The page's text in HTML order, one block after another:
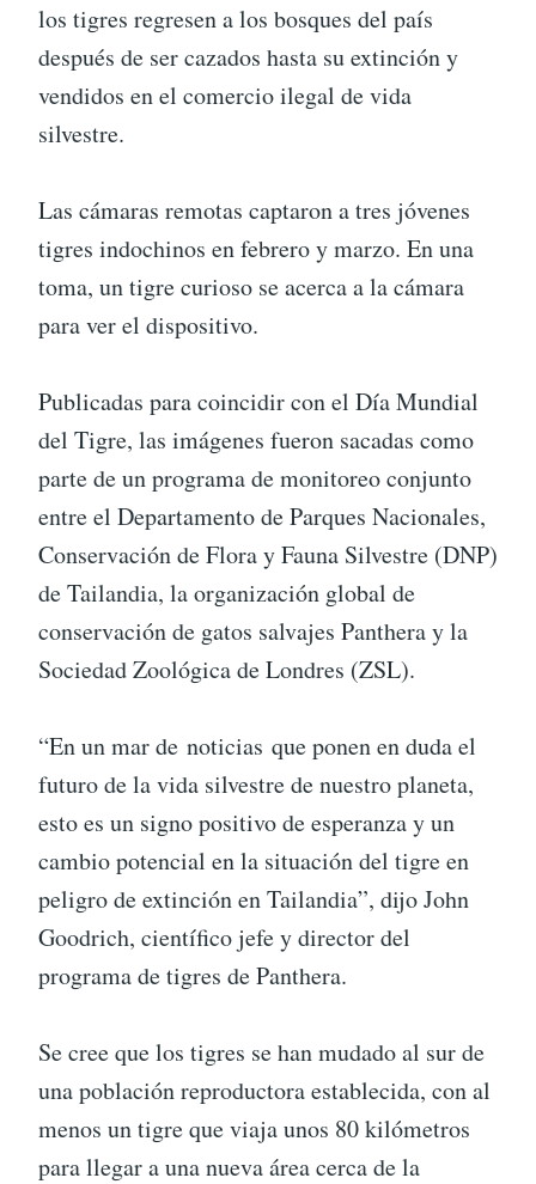
los tigres regresen a los bosques del país
después de ser cazados hasta su extinción y
vendidos en el comercio ilegal de vida
silvestre.
Las cámaras remotas captaron a tres jóvenes
tigres indochinos en febrero y marzo. En una
toma, un tigre curioso se acerca a la cámara
para ver el dispositivo.
Publicadas para coincidir con el Día Mundial
del Tigre, las imágenes fueron sacadas como
parte de un programa de monitoreo conjunto
entre el Departamento de Parques Nacionales,
Conservación de Flora y Fauna Silvestre (DNP)
de Tailandia, la organización global de
conservación de gatos salvajes Panthera y la
Sociedad Zoológica de Londres (ZSL).
“En un mar de noticias que ponen en duda el
futuro de la vida silvestre de nuestro planeta,
esto es un signo positivo de esperanza y un
cambio potencial en la situación del tigre en
peligro de extinción en Tailandia”, dijo John
Goodrich, científico jefe y director del
programa de tigres de Panthera.
Se cree que los tigres se han mudado al sur de
una población reproductora establecida, con al
menos un tigre que viaja unos 80 kilómetros
para llegar a una nueva área cerca de la